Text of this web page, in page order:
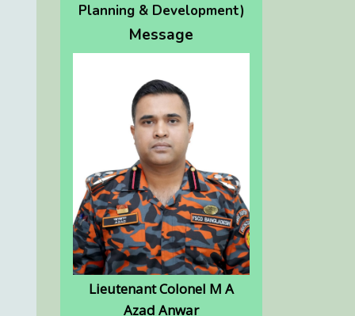
Planning & Development)
Message
Lieutenant Colonel M A
Azad Anwar